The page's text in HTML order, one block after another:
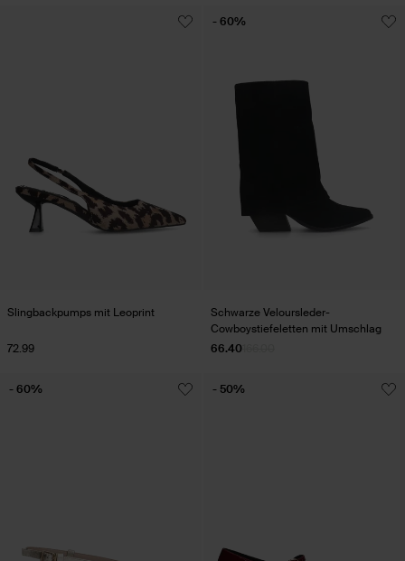
Slingbackpumps mit Leoprint
72.99
Schwarze Veloursleder-
Cowboystiefeletten mit Umschlag
66.40
- 60%
- 60% - 50%